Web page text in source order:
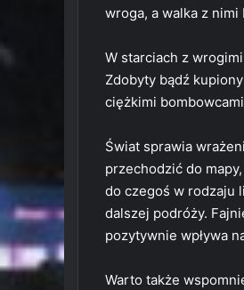
wroga, a walka z nimi
W starciach z
Zdobyty bądź
ciężkimi
Świat sprawia
przechodzić do
do czegoś w rodzaju
dalszej podróży.
pozytywnie wpływa
Warto także